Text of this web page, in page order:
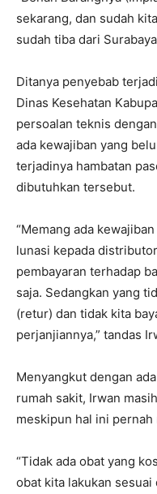
sekarang, dan sudah
sudah tiba dari
Ditanya penyebab
Dinas Kesehatan
persoalan teknis
ada kewajiban yang
terjadinya hambatan
dibutuhkan tersebut.
“Memang ada
lunasi kepada
pembayaran terhadap
saja. Sedangkan yang
(retur) dan tidak kita
perjanjiannya,” tandas
Menyangkut dengan
rumah sakit, Irwan
meskipun hal ini
“Tidak ada obat yang
obat kita lakukan